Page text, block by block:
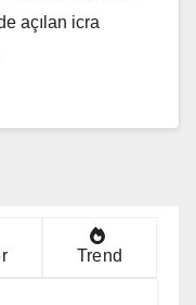
açılan icra
Trend